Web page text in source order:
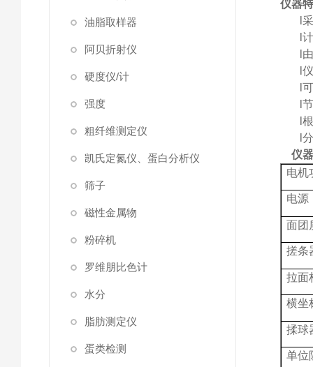
油脂取样器
阿贝折射仪
硬度仪/计
强度
粗纤维测定仪
凯氏定氮仪、蛋白分析仪
筛子
磁性金属物
粉碎机
罗维朋比色计
水分
脂肪测定仪
蛋类检测
仪器
l
l
l
l
l
l
l
仪
电机
电源
面团
搓条
拉面
横坐
揉球
单位